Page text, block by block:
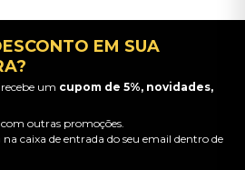
EM SUA
um cupom de 5%, novidades,
outras promoções.
caixa de entrada do seu email dentro de